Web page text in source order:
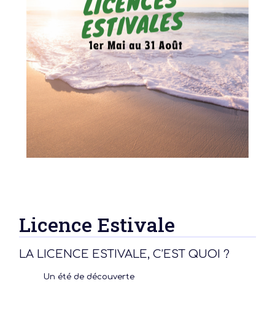
Licence Estivale
LA LICENCE ESTIVALE, C’EST QUOI ?
Un été de découverte